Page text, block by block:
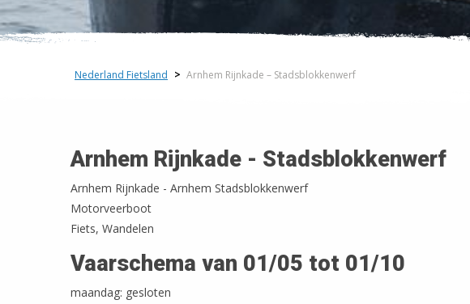
Nederland Fietsland > Arnhem Rijnkade – Stadsblokkenwerf
Arnhem Rijnkade - Stadsblokkenwerf
Arnhem Rijnkade - Arnhem Stadsblokkenwerf
Motorveerboot
Fiets, Wandelen
Vaarschema van 01/05 tot 01/10
maandag: gesloten